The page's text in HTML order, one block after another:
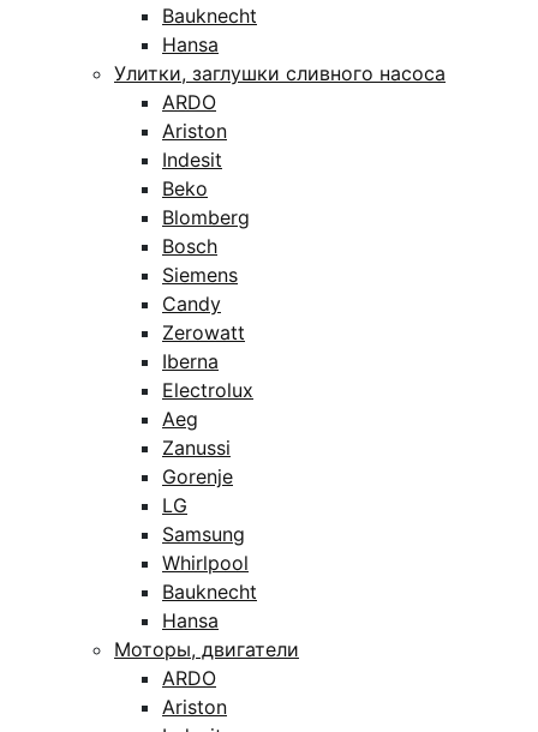
Bauknecht
Hansa
Улитки, заглушки сливного насоса
ARDO
Ariston
Indesit
Beko
Blomberg
Bosch
Siemens
Candy
Zerowatt
Iberna
Electrolux
Aeg
Zanussi
Gorenje
LG
Samsung
Whirlpool
Bauknecht
Hansa
Моторы, двигатели
ARDO
Ariston